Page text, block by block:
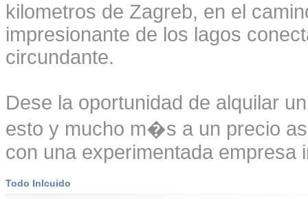
kilometros de Zagreb, en el
impresionante de los lagos
circundante.
Dese la oportunidad de alquilar
esto y mucho m�s a un precio
con una experimentada empresa
Todo Inlcuido